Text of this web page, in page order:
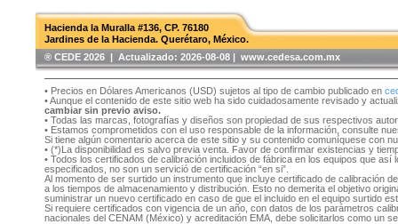
Hacienda la Muralla #136, CP. 76180
Jardines de la Hacienda. Querétaro, México.
®️ CEDE 2026 | Actualizado: 2026-08-08 | www.cedesa.com.mx
• Precios en Dólares Americanos (USD) sujetos al tipo de cambio publicado en
• Aunque el contenido de este sitio web ha sido cuidadosamente revisado y
cambiar sin previo aviso.
• Todas las marcas, fotografías y diseños son propiedad de sus respectivos
• Estamos comprometidos con el uso responsable de la información, consulte
Si tiene algún comentario acerca de este sitio y su contenido comuníquese con
• (*)La disponibilidad es salvo previa venta. Favor de confirmar existencias y
• Todos los certificados de calibración incluidos de fábrica en los equipos que
especificados, no son un servició de certificación “en si”.
Al momento de ser surtido un instrumento que incluye certificado de calibración
a los tiempos de almacenamiento y distribución. Esto no demerita el objetivo
suministrar un nuevo certificado en caso de que el incluido en el equipo surtido
Si requiere certificados con vigencia de un año, con datos de los parámetros
nacionales del CENAM (México) y acreditación EMA, debe solicitarlos como un